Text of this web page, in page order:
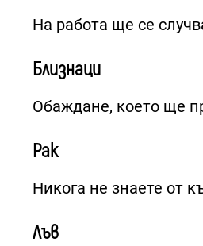
На работа ще се
Близнаци
Обаждане, което ще
Рак
Никога не знаете от
Лъв